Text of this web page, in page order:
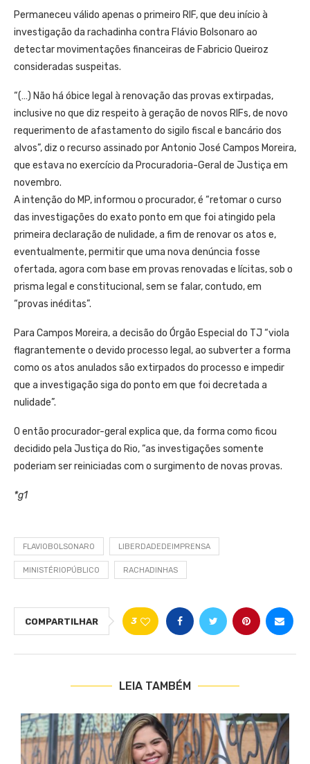
Permaneceu válido apenas o primeiro RIF, que deu início à
investigação da rachadinha contra Flávio Bolsonaro ao
detectar movimentações financeiras de Fabricio Queiroz
consideradas suspeitas.
“(…) Não há óbice legal à renovação das provas extirpadas,
inclusive no que diz respeito à geração de novos RIFs, de novo
requerimento de afastamento do sigilo fiscal e bancário dos
alvos”, diz o recurso assinado por Antonio José Campos Moreira,
que estava no exercício da Procuradoria-Geral de Justiça em
novembro.
A intenção do MP, informou o procurador, é “retomar o curso
das investigações do exato ponto em que foi atingido pela
primeira declaração de nulidade, a fim de renovar os atos e,
eventualmente, permitir que uma nova denúncia fosse
ofertada, agora com base em provas renovadas e lícitas, sob o
prisma legal e constitucional, sem se falar, contudo, em
“provas inéditas”.
Para Campos Moreira, a decisão do Órgão Especial do TJ “viola
flagrantemente o devido processo legal, ao subverter a forma
como os atos anulados são extirpados do processo e impedir
que a investigação siga do ponto em que foi decretada a
nulidade”.
O então procurador-geral explica que, da forma como ficou
decidido pela Justiça do Rio, “as investigações somente
poderiam ser reiniciadas com o surgimento de novas provas.
*g1
FLAVIOBOLSONARO LIBERDADEDEIMPRENSA
MINISTÉRIOPÚBLICO RACHADINHAS
COMPARTILHAR 3
LEIA TAMBÉM